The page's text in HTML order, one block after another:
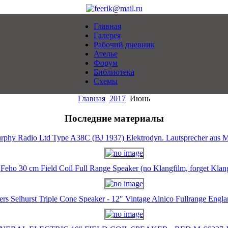
Главная
Галерея
Рабочий дневник
Ателье
Форум
Библиотека
Схемы
Главная 2017 Июнь
Последние материалы
Radio Ltd Type A38C (BJ 1937) Elektrodyn. Lautsprecher aus
Feho 30 cm Field Coil Full Range Speaker (no Klangfilm, forget
Selhurst Triple Cone Speaker - 12" Vintage Alnico Fullrange